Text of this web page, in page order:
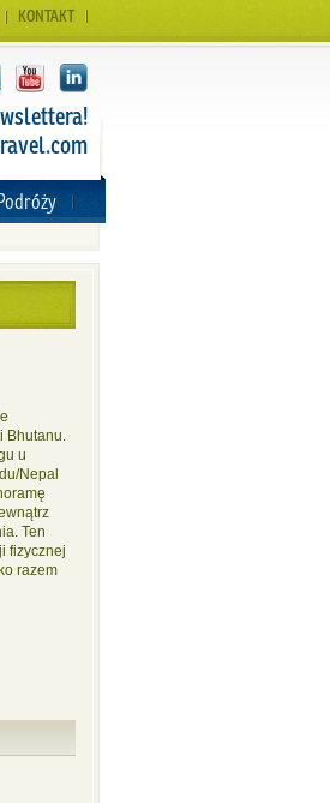
KONTAKT
Bhutanu.
u
Nepal
Ten
fizycznej
razem